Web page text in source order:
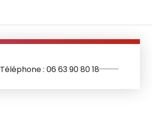
Téléphone : 06 63 90 80 18